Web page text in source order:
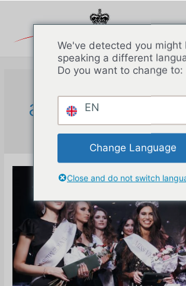
admin
We've detected you might
speaking a different
Do you want to change to:
EN
Change Language
Close and do not switch